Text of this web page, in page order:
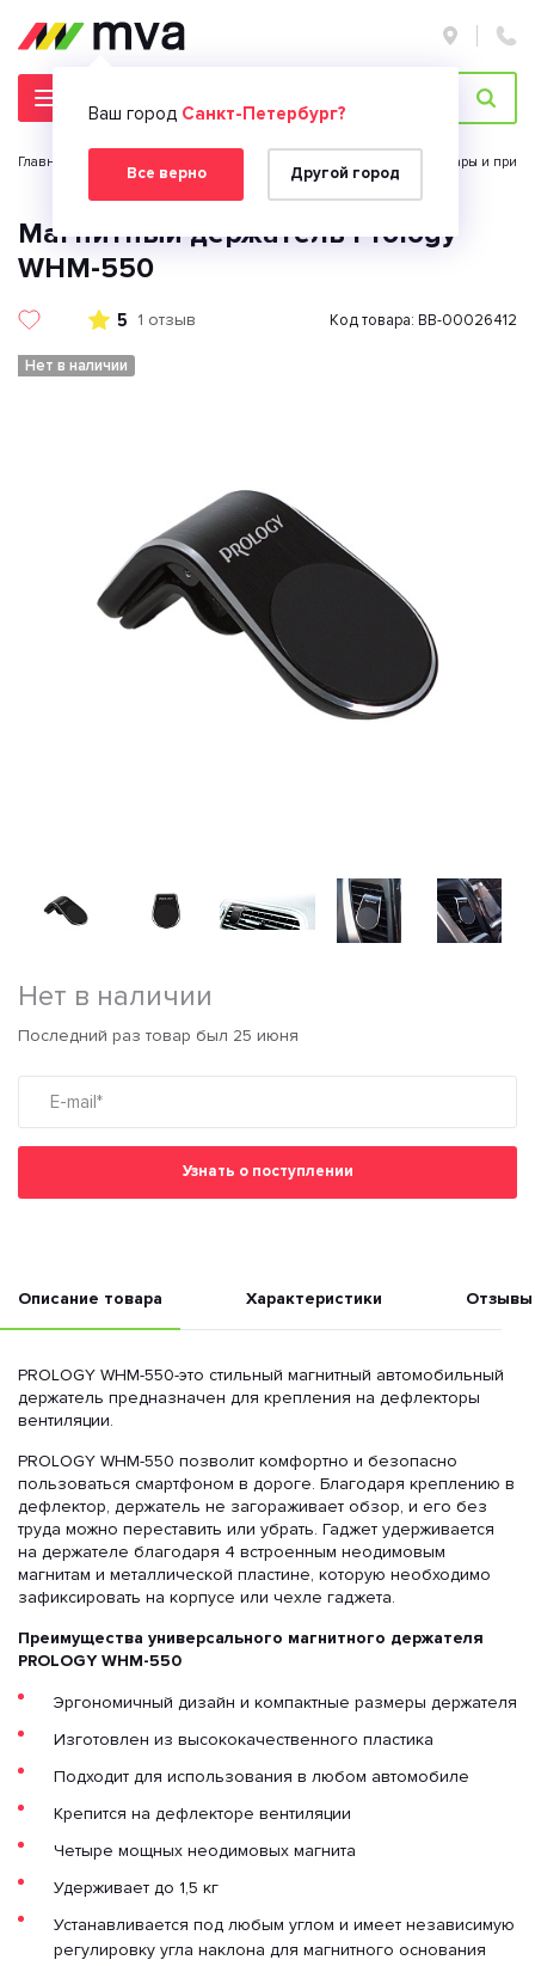
Ваш город Санкт-Петербург?
Все верно Другой город
Главная страница Автоаксессуары и
Магнитный держатель Prology
WHM-550
5 1 отзыв Код товара: BB-00026412
Нет в наличии
Нет в наличии
Последний раз товар был 25 июня
Узнать о поступлении
Описание товара Характеристики Отзывы
PROLOGY WHM-550-это стильный магнитный автомобильный
держатель предназначен для крепления на дефлекторы
вентиляции.
PROLOGY WHM-550 позволит комфортно и безопасно
пользоваться смартфоном в дороге. Благодаря креплению в
дефлектор, держатель не загораживает обзор, и его без
труда можно переставить или убрать. Гаджет удерживается
на держателе благодаря 4 встроенным неодимовым
магнитам и металлической пластине, которую необходимо
зафиксировать на корпусе или чехле гаджета.
Преимущества универсального магнитного держателя
PROLOGY WHM-550
Эргономичный дизайн и компактные размеры держателя
Изготовлен из высококачественного пластика
Подходит для использования в любом автомобиле
Крепится на дефлекторе вентиляции
Четыре мощных неодимовых магнита
Удерживает до 1,5 кг
Устанавливается под любым углом и имеет независимую
регулировку угла наклона для магнитного основания